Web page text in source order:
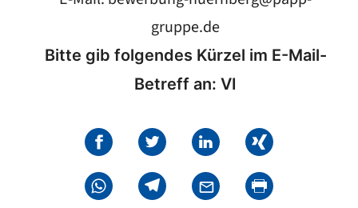
gruppe.de
Bitte gib folgendes Kürzel im E-Mail-
Betreff an: VI